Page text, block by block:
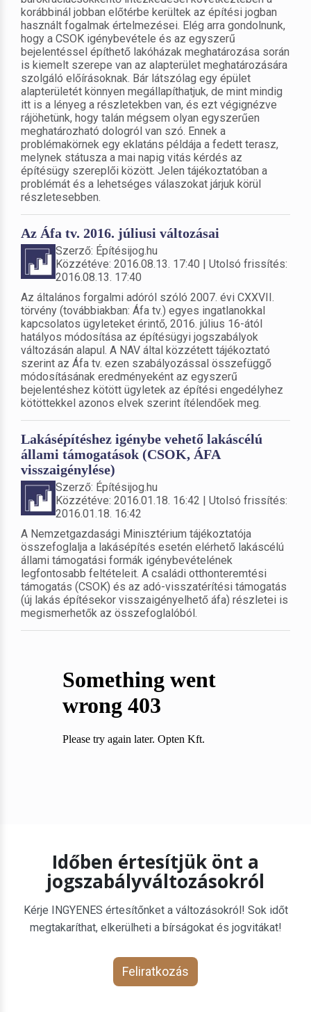
korábbinál jobban előtérbe kerültek az építési jogban
használt fogalmak értelmezései. Elég arra gondolnunk,
hogy a CSOK igénybevétele és az egyszerű
bejelentéssel építhető lakóházak meghatározása során
is kiemelt szerepe van az alapterület meghatározására
szolgáló előírásoknak. Bár látszólag egy épület
alapterületét könnyen megállapíthatjuk, de mint mindig
itt is a lényeg a részletekben van, és ezt végignézve
rájöhetünk, hogy talán mégsem olyan egyszerűen
meghatározható dologról van szó. Ennek a
problémakörnek egy eklatáns példája a fedett terasz,
melynek státusza a mai napig vitás kérdés az
építésügy szereplői között. Jelen tájékoztatóban a
problémát és a lehetséges válaszokat járjuk körül
részletesebben.
Az Áfa tv. 2016. júliusi változásai
Szerző: Építésijog.hu
Közzétéve: 2016.08.13. 17:40 | Utolsó frissítés:
2016.08.13. 17:40
Az általános forgalmi adóról szóló 2007. évi CXXVII.
törvény (továbbiakban: Áfa tv.) egyes ingatlanokkal
kapcsolatos ügyleteket érintő, 2016. július 16-ától
hatályos módosítása az építésügyi jogszabályok
változásán alapul. A NAV által közzétett tájékoztató
szerint az Áfa tv. ezen szabályozással összefüggő
módosításának eredményeként az egyszerű
bejelentéshez kötött ügyletek az építési engedélyhez
kötöttekkel azonos elvek szerint ítélendőek meg.
Lakásépítéshez igénybe vehető lakáscélú
állami támogatások (CSOK, ÁFA
visszaigénylése)
Szerző: Építésijog.hu
Közzétéve: 2016.01.18. 16:42 | Utolsó frissítés:
2016.01.18. 16:42
A Nemzetgazdasági Minisztérium tájékoztatója
összefoglalja a lakásépítés esetén elérhető lakáscélú
állami támogatási formák igénybevételének
legfontosabb feltételeit. A családi otthonteremtési
támogatás (CSOK) és az adó-visszatérítési támogatás
(új lakás építésekor visszaigényelhető áfa) részletei is
megismerhetők az összefoglalóból.
Időben értesítjük önt a
jogszabályváltozásokról
Kérje INGYENES értesítőnket a változásokról! Sok időt
megtakaríthat, elkerülheti a bírságokat és jogvitákat!
Feliratkozás